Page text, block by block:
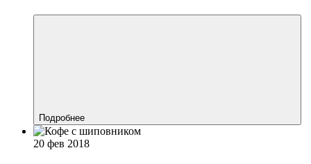
Подробнее
20 фев 2018